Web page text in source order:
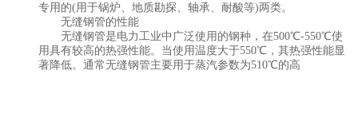
专用的(用于锅炉、地质勘探、轴承、耐酸等)两类。
无缝钢管的性能
无缝钢管是电力工业中广泛使用的钢种，在500℃-550℃使
用具有较高的热强性能。当使用温度大于550℃，其热强性能显
著降低。通常无缝钢管主要用于蒸汽参数为510℃的高